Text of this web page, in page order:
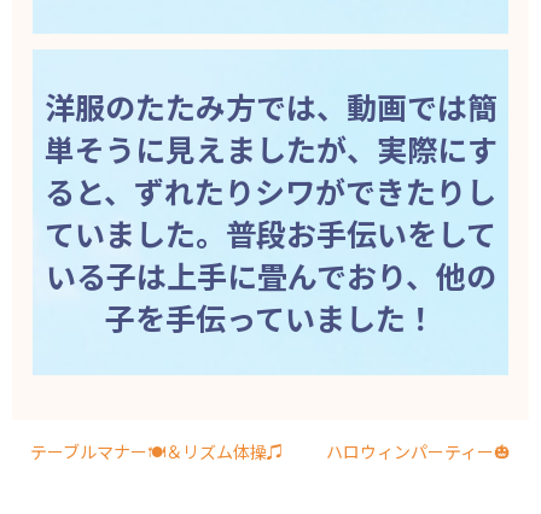
洋服のたたみ方では、動画では簡
単そうに見えましたが、実際にす
ると、ずれたりシワができたりし
ていました。普段お手伝いをして
いる子は上手に畳んでおり、他の
子を手伝っていました！
テーブルマナー🍽＆リズム体操♫ ハロウィンパーティー🎃